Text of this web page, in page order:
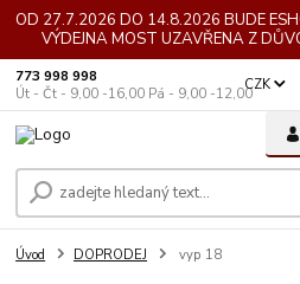
OD 27.7.2026 DO 14.8.2026 BUDE
VÝDEJNA MOST UZAVŘENA Z
CZK
773 998 998
Út - Čt - 9,00 -16,00 Pá - 9,00 -12,00
Úvod DOPRODEJ vyp 18